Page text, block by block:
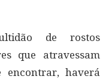
de rostos
que atravessam
encontrar, haverá